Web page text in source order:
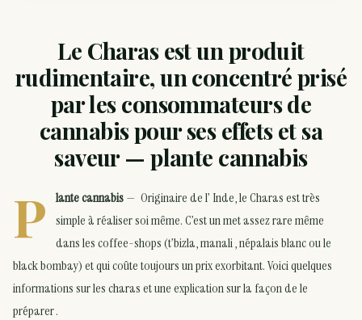
Le Charas est un produit
rudimentaire, un concentré prisé
par les consommateurs de
cannabis pour ses effets et sa
saveur — plante cannabis
P lante cannabis— Originaire de l’ Inde, le Charas est très
simple à réaliser soi même. C’est un met assez rare même
dans les coffee-shops (t’bizla, manali , népalais blanc ou le
black bombay) et qui coûte toujours un prix exorbitant. Voici quelques
informations sur les charas et une explication sur la façon de le
préparer .